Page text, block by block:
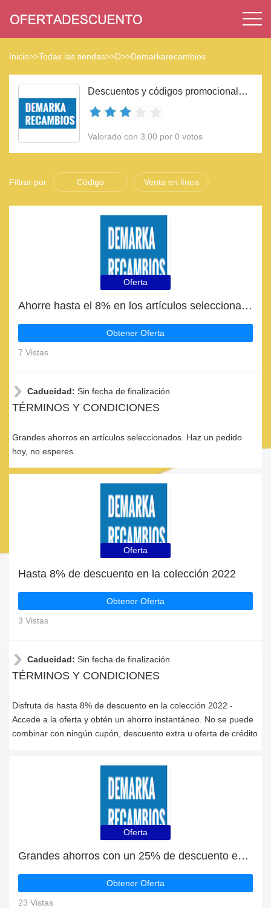
Inicio>>Todas las tiendas>>D>>Demarkarecambios
Descuentos y códigos promocionales Demarkarecambios 2023
Valorado con 3.00 por 0 votos
Filtrar por Código Venta en línea
Oferta
Ahorre hasta el 8% en los artículos seleccionados | fin en breve
Obtener Oferta
7 Vistas
Caducidad: Sin fecha de finalización
TÉRMINOS Y CONDICIONES
Grandes ahorros en artículos seleccionados. Haz un pedido
hoy, no esperes
Oferta
Hasta 8% de descuento en la colección 2022
Obtener Oferta
3 Vistas
Caducidad: Sin fecha de finalización
TÉRMINOS Y CONDICIONES
Disfruta de hasta 8% de descuento en la colección 2022 -
Accede a la oferta y obtén un ahorro instantáneo. No se puede
combinar con ningún cupón, descuento extra u oferta de crédito
Oferta
Grandes ahorros con un 25% de descuento en las últimas ofertas
Obtener Oferta
23 Vistas